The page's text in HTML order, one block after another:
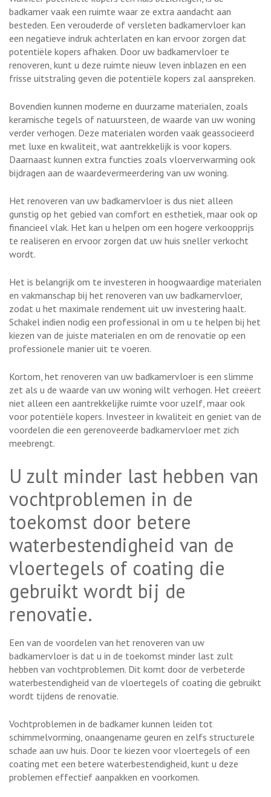
badkamer vaak een ruimte waar ze extra aandacht aan
besteden. Een verouderde of versleten badkamervloer kan
een negatieve indruk achterlaten en kan ervoor zorgen dat
potentiële kopers afhaken. Door uw badkamervloer te
renoveren, kunt u deze ruimte nieuw leven inblazen en een
frisse uitstraling geven die potentiële kopers zal aanspreken.
Bovendien kunnen moderne en duurzame materialen, zoals
keramische tegels of natuursteen, de waarde van uw woning
verder verhogen. Deze materialen worden vaak geassocieerd
met luxe en kwaliteit, wat aantrekkelijk is voor kopers.
Daarnaast kunnen extra functies zoals vloerverwarming ook
bijdragen aan de waardevermeerdering van uw woning.
Het renoveren van uw badkamervloer is dus niet alleen
gunstig op het gebied van comfort en esthetiek, maar ook op
financieel vlak. Het kan u helpen om een hogere verkoopprijs
te realiseren en ervoor zorgen dat uw huis sneller verkocht
wordt.
Het is belangrijk om te investeren in hoogwaardige materialen
en vakmanschap bij het renoveren van uw badkamervloer,
zodat u het maximale rendement uit uw investering haalt.
Schakel indien nodig een professional in om u te helpen bij het
kiezen van de juiste materialen en om de renovatie op een
professionele manier uit te voeren.
Kortom, het renoveren van uw badkamervloer is een slimme
zet als u de waarde van uw woning wilt verhogen. Het creëert
niet alleen een aantrekkelijke ruimte voor uzelf, maar ook
voor potentiële kopers. Investeer in kwaliteit en geniet van de
voordelen die een gerenoveerde badkamervloer met zich
meebrengt.
U zult minder last hebben van
vochtproblemen in de
toekomst door betere
waterbestendigheid van de
vloertegels of coating die
gebruikt wordt bij de
renovatie.
Een van de voordelen van het renoveren van uw
badkamervloer is dat u in de toekomst minder last zult
hebben van vochtproblemen. Dit komt door de verbeterde
waterbestendigheid van de vloertegels of coating die gebruikt
wordt tijdens de renovatie.
Vochtproblemen in de badkamer kunnen leiden tot
schimmelvorming, onaangename geuren en zelfs structurele
schade aan uw huis. Door te kiezen voor vloertegels of een
coating met een betere waterbestendigheid, kunt u deze
problemen effectief aanpakken en voorkomen.